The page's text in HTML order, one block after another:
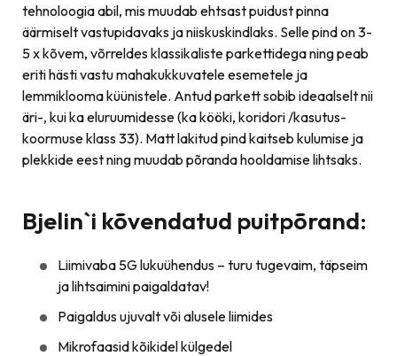
tehnoloogia abil, mis muudab ehtsast puidust pinna
äärmiselt vastupidavaks ja niiskuskindlaks. Selle pind on 3-
5 x kõvem, võrreldes klassikaliste parkettidega ning peab
eriti hästi vastu mahakukkuvatele esemetele ja
lemmiklooma küünistele. Antud parkett sobib ideaalselt nii
äri-, kui ka eluruumidesse (ka kööki, koridori /kasutus-
koormuse klass 33). Matt lakitud pind kaitseb kulumise ja
plekkide eest ning muudab põranda hooldamise lihtsaks.
Bjelin`i kõvendatud puitpõrand:
Liimivaba 5G lukuühendus – turu tugevaim, täpseim
ja lihtsaimini paigaldatav!
Paigaldus ujuvalt või alusele liimides
Mikrofaasid kõikidel külgedel